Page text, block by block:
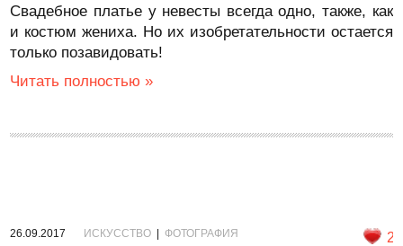
Свадебное платье у невесты всегда одно, также, как
и костюм жениха. Но их изобретательности остается
только позавидовать!
Читать полностью »
26.09.2017 ИСКУССТВО |ФОТОГРАФИЯ 2